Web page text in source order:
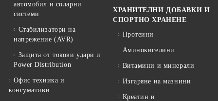
автомобил и соларни
системи
Стабилизатори на
напрежение (AVR)
Защита от токови удари и
Power Distribution
Офис техника и
консумативи
ХРАНИТЕЛНИ ДОБАВКИ И
СПОРТНО ХРАНЕНЕ
Протеини
Аминокиселини
Витамини и минерали
Изгаряне на мазнини
Креатин и